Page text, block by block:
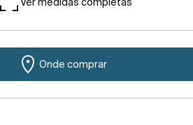
Onde comprar